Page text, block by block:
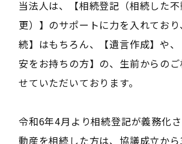
当法人は、【相続登記（相続した
更）】のサポートに力を入れてお
続】はもちろん、【遺言作成】や
安をお持ちの方】の、生前からの
せていただいております。
令和6年4月より相続登記が義務化
動産を相続した方は、協議成立か